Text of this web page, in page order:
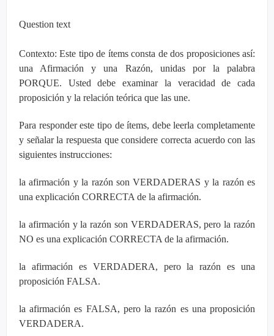
Question text
Contexto: Este tipo de ítems consta de dos proposiciones así:
una Afirmación y una Razón, unidas por la palabra
PORQUE. Usted debe examinar la veracidad de cada
proposición y la relación teórica que las une.
Para responder este tipo de ítems, debe leerla completamente
y señalar la respuesta que considere correcta acuerdo con las
siguientes instrucciones:
la afirmación y la razón son VERDADERAS y la razón es
una explicación CORRECTA de la afirmación.
la afirmación y la razón son VERDADERAS, pero la razón
NO es una explicación CORRECTA de la afirmación.
la afirmación es VERDADERA, pero la razón es una
proposición FALSA.
la afirmación es FALSA, pero la razón es una proposición
VERDADERA.